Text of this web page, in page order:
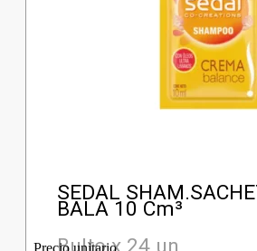
SEDAL
BALA 10 Cm³
Bulto x 24 un
Precio unitario